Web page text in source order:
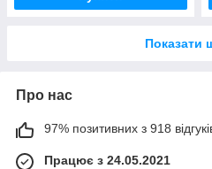
Показати
Про нас
97% позитивних з 918
Працює з 24.05.2021